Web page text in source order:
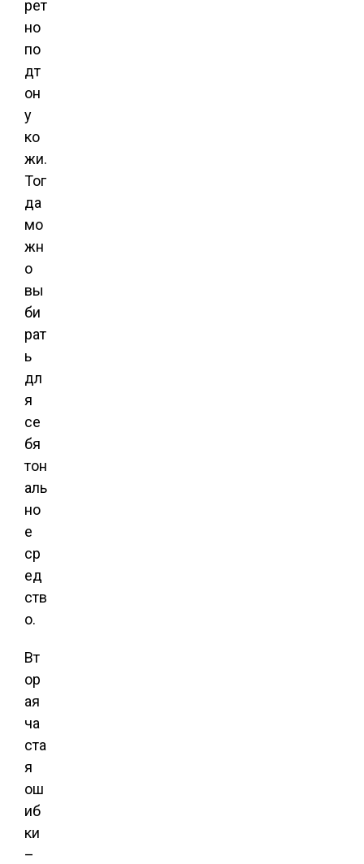
рет
но
по
дт
он
у
ко
жи.
Тог
да
мо
жн
о
вы
би
рат
ь
дл
я
се
бя
тон
аль
но
е
ср
ед
ств
о.
Вт
ор
ая
ча
ста
я
ош
иб
ки
–